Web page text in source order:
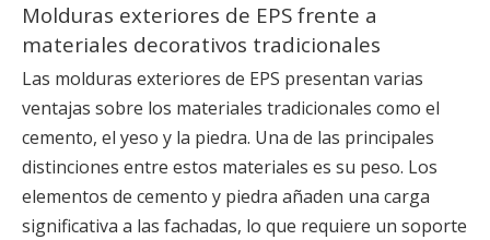
Molduras exteriores de EPS frente a
materiales decorativos tradicionales
Las molduras exteriores de EPS presentan varias
ventajas sobre los materiales tradicionales como el
cemento, el yeso y la piedra. Una de las principales
distinciones entre estos materiales es su peso. Los
elementos de cemento y piedra añaden una carga
significativa a las fachadas, lo que requiere un soporte